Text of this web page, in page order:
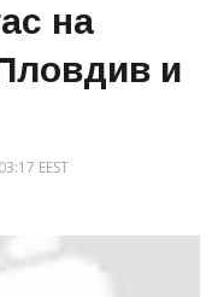
на
и
EEST